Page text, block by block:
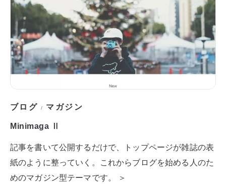
ブログ / マガジン
Minimaga Ⅱ
記事を書いて公開するだけで、トップページが雑誌の表
紙のように整っていく。これからブログを始める人のた
めのマガジン型テーマです。 ＞